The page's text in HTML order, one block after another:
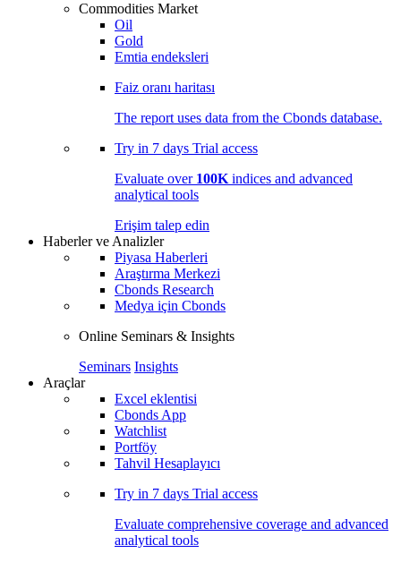
Commodities Market
Oil
Gold
Emtia endeksleri
Faiz oranı haritası
The report uses data from the Cbonds database.
Try in 7 days Trial access
Evaluate over 100K indices and advanced
analytical tools
Erişim talep edin
Haberler ve Analizler
Piyasa Haberleri
Araştırma Merkezi
Cbonds Research
Medya için Cbonds
Online Seminars & Insights
Seminars Insights
Araçlar
Excel eklentisi
Cbonds App
Watchlist
Portföy
Tahvil Hesaplayıcı
Try in 7 days Trial access
Evaluate comprehensive coverage and advanced
analytical tools